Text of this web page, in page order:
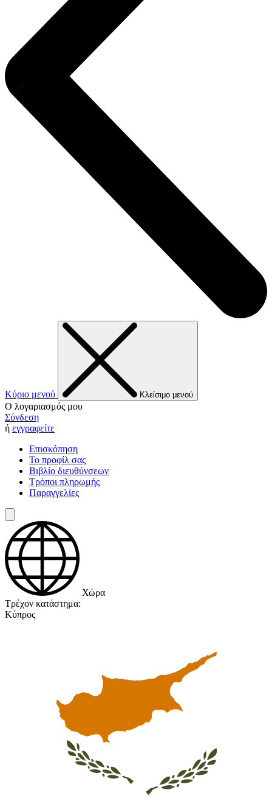
Κύριο μενού Κλείσιμο μενού
Ο λογαριασμός μου
Σύνδεση
ή εγγραφείτε
Επισκόπηση
Το προφίλ σας
Βιβλίο διευθύνσεων
Τρόποι πληρωμής
Παραγγελίες
Χώρα
Τρέχον κατάστημα:
Κύπρος